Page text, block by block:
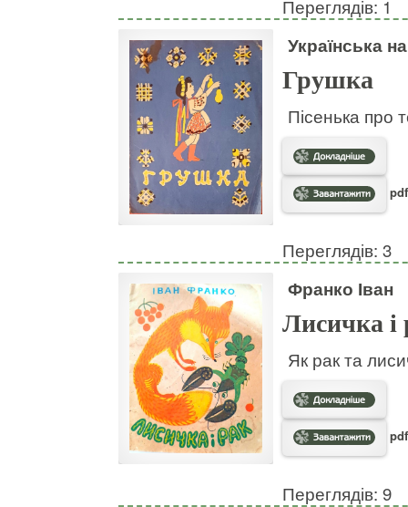
Переглядів: 1
Українська
Грушка
Пісенька про
Переглядів: 3
Франко Іван
Лисичка і
Як рак та
Переглядів: 9